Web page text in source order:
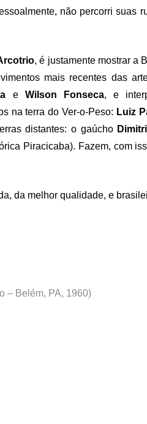
não percorri suas
, é justamente mostrar a
mais recentes das
e Wilson Fonseca, e
na terra do Ver-o-Peso: Luiz
distantes: o gaúcho
Piracicaba). Fazem, com
da melhor qualidade, e
– Belém, PA, 1960)